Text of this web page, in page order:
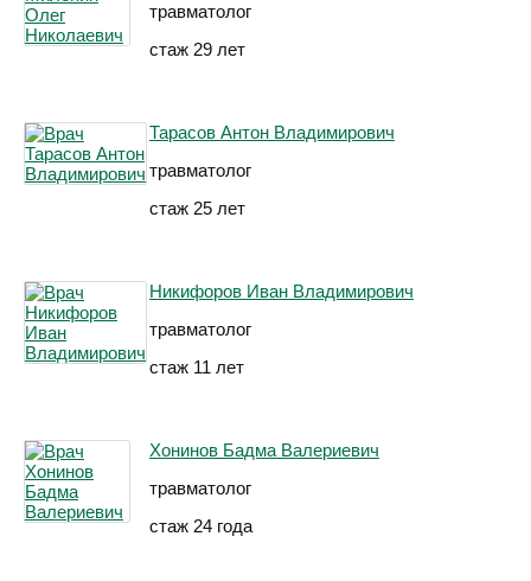
травматолог
стаж 29 лет
Тарасов Антон Владимирович
травматолог
стаж 25 лет
Никифоров Иван Владимирович
травматолог
стаж 11 лет
Хонинов Бадма Валериевич
травматолог
стаж 24 года